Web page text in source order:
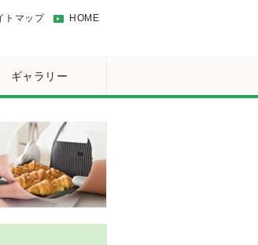
HOME
トマップ
ギャラリー